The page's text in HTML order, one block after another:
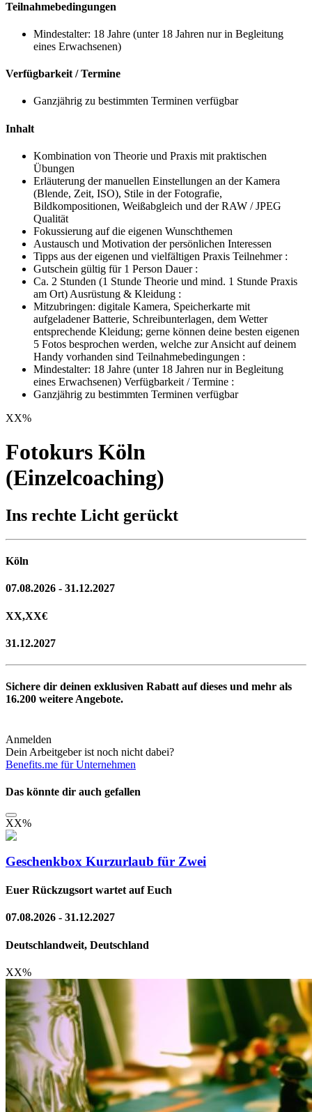
Teilnahmebedingungen
Mindestalter: 18 Jahre (unter 18 Jahren nur in Begleitung
eines Erwachsenen)
Verfügbarkeit / Termine
Ganzjährig zu bestimmten Terminen verfügbar
Inhalt
Kombination von Theorie und Praxis mit praktischen
Übungen
Erläuterung der manuellen Einstellungen an der Kamera
(Blende, Zeit, ISO), Stile in der Fotografie,
Bildkompositionen, Weißabgleich und der RAW / JPEG
Qualität
Fokussierung auf die eigenen Wunschthemen
Austausch und Motivation der persönlichen Interessen
Tipps aus der eigenen und vielfältigen Praxis Teilnehmer :
Gutschein gültig für 1 Person Dauer :
Ca. 2 Stunden (1 Stunde Theorie und mind. 1 Stunde Praxis
am Ort) Ausrüstung & Kleidung :
Mitzubringen: digitale Kamera, Speicherkarte mit
aufgeladener Batterie, Schreibunterlagen, dem Wetter
entsprechende Kleidung; gerne können deine besten eigenen
5 Fotos besprochen werden, welche zur Ansicht auf deinem
Handy vorhanden sind Teilnahmebedingungen :
Mindestalter: 18 Jahre (unter 18 Jahren nur in Begleitung
eines Erwachsenen) Verfügbarkeit / Termine :
Ganzjährig zu bestimmten Terminen verfügbar
XX%
Fotokurs Köln
(Einzelcoaching)
Ins rechte Licht gerückt
Köln
07.08.2026 - 31.12.2027
XX,XX€
31.12.2027
Sichere dir deinen exklusiven Rabatt auf dieses und mehr als
16.200 weitere Angebote.
Anmelden
Dein Arbeitgeber ist noch nicht dabei?
Benefits.me für Unternehmen
Das könnte dir auch gefallen
XX%
Geschenkbox Kurzurlaub für Zwei
Euer Rückzugsort wartet auf Euch
07.08.2026 - 31.12.2027
Deutschlandweit, Deutschland
XX%